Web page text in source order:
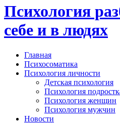
Психология
себе и в людях
Главная
Психосоматика
Психология личности
Детская психология
Психология
Психология женщин
Психология мужчин
Новости